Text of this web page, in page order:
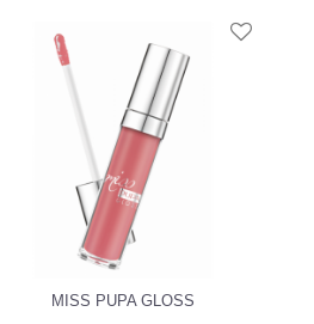
MISS PUPA GLOSS